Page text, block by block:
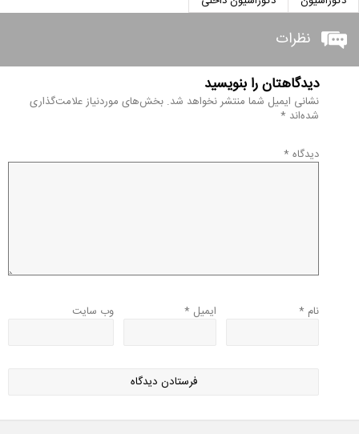
نظرات
دیدگاهتان را بنویسید
نشانی ایمیل شما منتشر نخواهد شد. بخش‌های موردنیاز علامت‌گذاری
شده‌اند *
دیدگاه *
نام * ایمیل * وب‌ سایت